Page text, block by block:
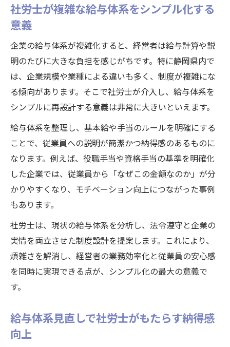
経営者の負担軽減に社労士ができること
担削減
複雑な手続きも社労士なら効率的にサポー
ト可能
静岡県社会保険労務士会で信頼できる専門
家探し
社労士のノウハウで賃金管理体制を強化す
る方法
社労士による給与体系アドバイスで安心経
営へ
従業員納得の賃金制度を築く方法
する
従業員の信頼を社労士の助言で得る賃金制
度改革
静岡県 社会保険労務士会会長も推奨する賃
社労士が複雑な給与体系をシンプル化する
意義
企業の給与体系が複雑化すると、経営者は給与計算や説
明のたびに大きな負担を感じがちです。特に静岡県内で
は、企業規模や業種による違いも多く、制度が複雑にな
る傾向があります。そこで社労士が介入し、給与体系を
シンプルに再設計する意義は非常に大きいといえます。
給与体系を整理し、基本給や手当のルールを明確にする
ことで、従業員への説明が簡潔かつ納得感のあるものに
なります。例えば、役職手当や資格手当の基準を明確化
した企業では、従業員から「なぜこの金額なのか」が分
かりやすくなり、モチベーション向上につながった事例
もあります。
社労士は、現状の給与体系を分析し、法令遵守と企業の
実情を両立させた制度設計を提案します。これにより、
煩雑さを解消し、経営者の業務効率化と従業員の安心感
を同時に実現できる点が、シンプル化の最大の意義で
す。
給与体系見直しで社労士がもたらす納得感
向上